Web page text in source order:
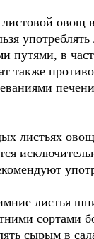
листовой овощ
путями, в
также
листьях
листья
сортами
сырым в